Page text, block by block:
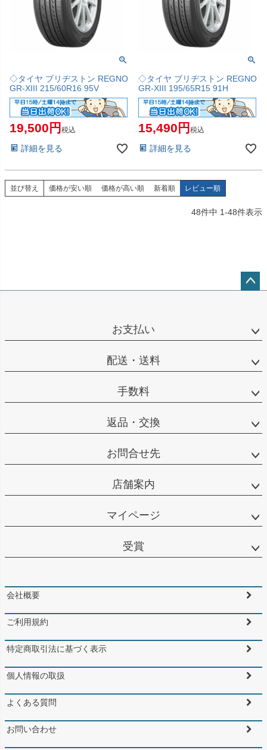
◇タイヤ ブリヂストン REGNO
GR-XIII 215/60R16 95V
19,500 税込
詳細を見る
◇タイヤ ブリヂストン REGNO
GR-XIII 195/65R15 91H
15,490 税込
詳細を見る
並び替え 価格が安い順 価格が高い順 新着順 レビュー順
48件中 1-48件表示
お支払い
配送・送料
手数料
返品・交換
お問合せ先
店舗案内
マイページ
受賞
会社概要
ご利用規約
特定商取引法に基づく表示
個人情報の取扱
よくある質問
お問い合わせ